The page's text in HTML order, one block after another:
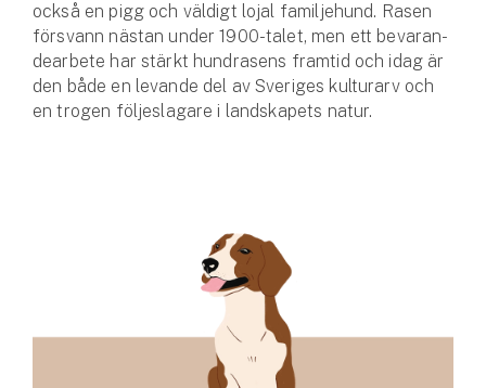
också en pigg och väldigt lojal familjehund. Rasen
försvann nästan under 1900-talet, men ett bevaran­
dearbete har stärkt hundrasens framtid och idag är
den både en levande del av Sveriges kulturarv och
en trogen följeslagare i landskapets natur.